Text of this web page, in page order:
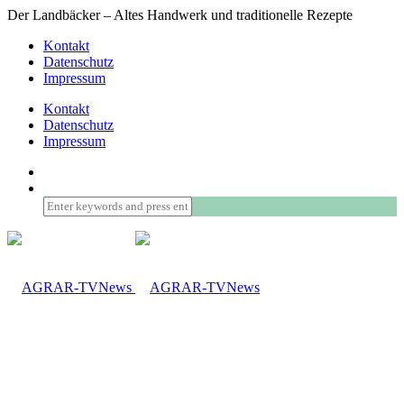
Der Landbäcker – Altes Handwerk und traditionelle Rezepte
Kontakt
Datenschutz
Impressum
Kontakt
Datenschutz
Impressum